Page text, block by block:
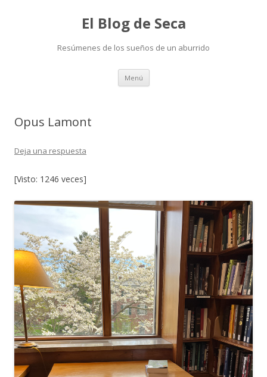
El Blog de Seca
Resúmenes de los sueños de un aburrido
Menú Ir
contenido
Opus Lamont
Deja una respuesta
[Visto: 1246 veces]